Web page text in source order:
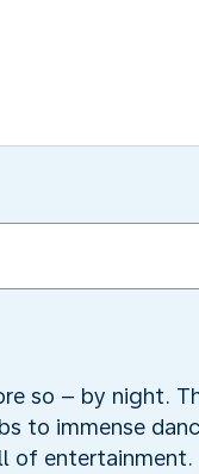
so – by night.
to immense
of